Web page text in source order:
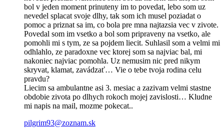
bol v jeden moment prinuteny im to povedat, lebo som uz
nevedel splacat svoje dlhy, tak som ich musel poziadat o
pomoc a priznat sa im, co bola pre mna najtazsia vec v zivote.
Povedal som im vsetko a bol som pripraveny na vsetko, ale
pomohli mi s tym, ze sa pojdem liecit. Suhlasil som a velmi mi
odhlahlo, ze paradoxne vec ktorej som sa najviac bal, mi
nakoniec najviac pomohla. Uz nemusim nic pred nikym
skryvat, klamat, zavádzať… Vie o tebe tvoja rodina celu
pravdu?
Liecim sa ambulantne asi 3. mesiac a zazivam velmi stastne
obdobie zivota po dlhych rokoch mojej zavislosti… Kludne
mi napis na mail, mozme pokecat..
pilgrim93@zoznam.sk